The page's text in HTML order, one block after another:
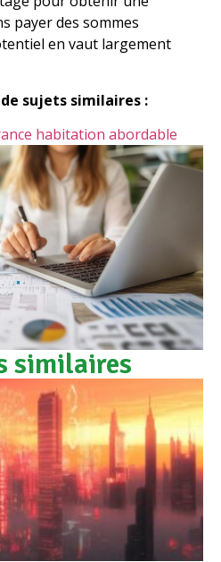
payer des sommes
en vaut largement
sujets similaires :
habitation abordable
similaires